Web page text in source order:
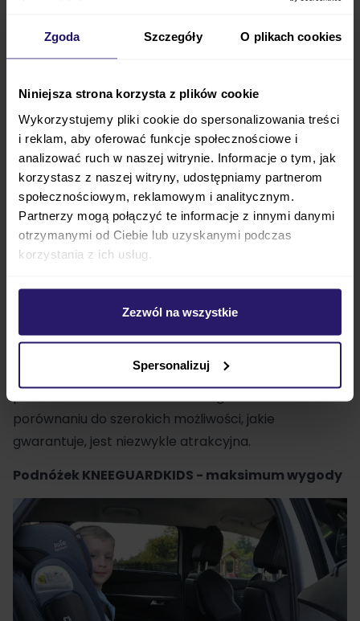
Zgoda Szczegóły O plikach cookies
Niniejsza strona korzysta z plików cookie
Wykorzystujemy pliki cookie do spersonalizowania treści
i reklam, aby oferować funkcje społecznościowe i
analizować ruch w naszej witrynie. Informacje o tym, jak
korzystasz z naszej witryny, udostępniamy partnerom
społecznościowym, reklamowym i analitycznym.
Partnerzy mogą połączyć te informacje z innymi danymi
otrzymanymi od Ciebie lub uzyskanymi podczas
korzystania z ich usług.
Zezwól na wszystkie
Spersonalizuj
uległ również sposób regulacji wysokości podnóżka —
pod miejscem na stopy, dzięki czemu dzieci nie
mają do niego swobodnego dostępu. Z nowej wersji
podnóżka możecie korzystać nawet wtedy,gdy
poruszacie się samochodem typu SUVdzięki
wyższemu wspornikowi. Dodatkowo oko cieszy
nowy, bardziej stylowy design.
PodnóżekKNEEGUARDKIDS 4tofenomenalne i
nowatorskie rozwiązanie
bezpieczeństwo dziecka. Malec w czasie jazdy
często kopie w przednie siedzenie lub opiera o nie
nogi,
zwiększyć wygodę dziecka, jest zastosowanie
podnóżka KNEEGUARDKIDS 4. Jego cena w
porównaniu do szerokich możliwości, jakie
gwarantuje, jest niezwykle atrakcyjna.
Podnóżek KNEEGUARDKIDS - maksimum wygody